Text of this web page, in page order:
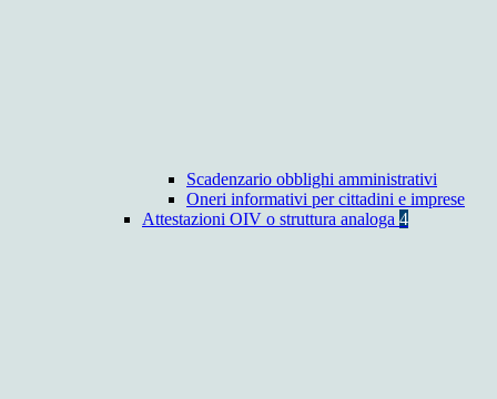
Scadenzario obblighi amministrativi
Oneri informativi per cittadini e imprese
Attestazioni OIV o struttura analoga 4